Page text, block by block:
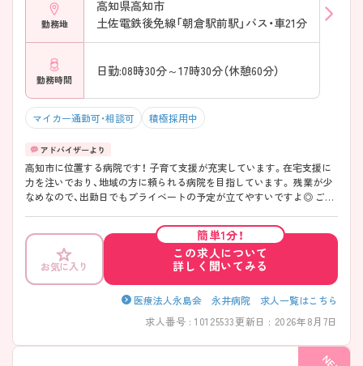
勤務地
高知県高知市
土佐電鉄後免線「朝倉駅前駅」バス・車21分
勤務時間
日勤:08時30分～17時30分（休憩60分）
マイカー通勤可・相談可 積極採用中
高知市に位置する病院です！ 子育て支援が充実しています。在宅支援に
力を注いでおり、地域の方に頼られる病院を目指しています。 残業が少
なめなので、出勤日でもプライベートの予定が立てやすいですよ◎ ご興
お気に入り
簡単1分！
この求人について
詳しく聞いてみる
医療法人永島会 永井病院 求人一覧はこちら
求人番号 : 10125533更新日 : 2026年8月7日